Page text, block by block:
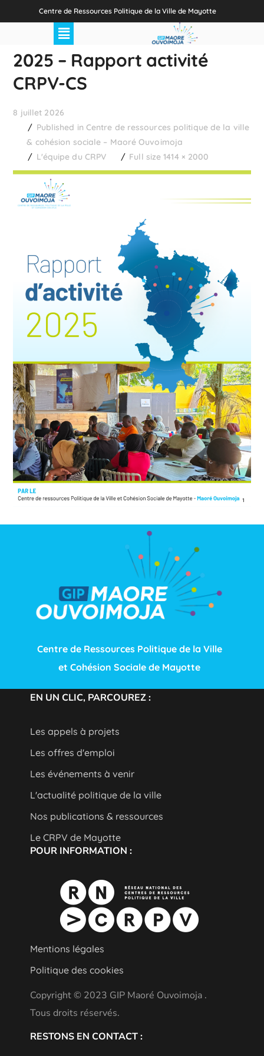
Centre de Ressources Politique de la Ville de Mayotte
2025 – Rapport activité
CRPV-CS
8 juillet 2026
Published in Centre de ressources politique de la ville
& cohésion sociale – Maoré Ouvoimoja
L'équipe du CRPV
Full size 1414 × 2000
Centre de Ressources Politique de la Ville
et Cohésion Sociale de Mayotte
EN UN CLIC, PARCOUREZ :
Les appels à projets
Les offres d'emploi
Les événements à venir
L'actualité politique de la ville
Nos publications & ressources
Le CRPV de Mayotte
POUR INFORMATION :
Mentions légales
Politique des cookies
Copyright © 2023 GIP Maoré Ouvoimoja .
Tous droits réservés.
RESTONS EN CONTACT :